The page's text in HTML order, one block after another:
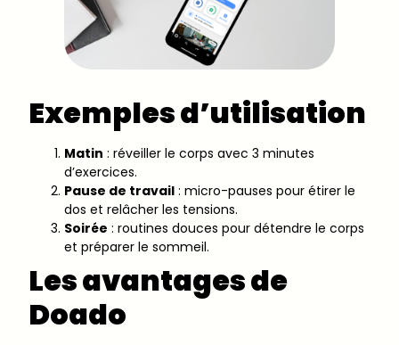
Exemples d’utilisation
Matin : réveiller le corps avec 3 minutes
d’exercices.
Pause de travail : micro-pauses pour étirer le
dos et relâcher les tensions.
Soirée : routines douces pour détendre le corps
et préparer le sommeil.
Les avantages de
Doado